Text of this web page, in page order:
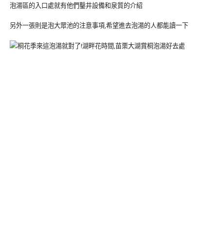
泡湯區的入口處就有他們鑿井設備和泉質的介紹
另外一張則是泡大眾池的注意事項,希望進去泡湯的人都能讀一下